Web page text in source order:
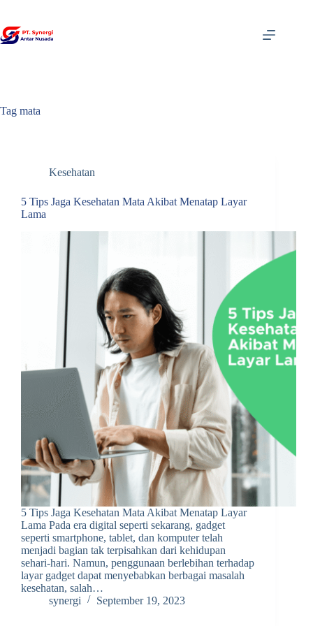
content
Tag mata
Kesehatan
5 Tips Jaga Kesehatan Mata Akibat Menatap Layar
Lama
5 Tips Jaga Kesehatan Mata Akibat Menatap Layar
Lama Pada era digital seperti sekarang, gadget
seperti smartphone, tablet, dan komputer telah
menjadi bagian tak terpisahkan dari kehidupan
sehari-hari. Namun, penggunaan berlebihan terhadap
layar gadget dapat menyebabkan berbagai masalah
kesehatan, salah…
synergi
September 19, 2023